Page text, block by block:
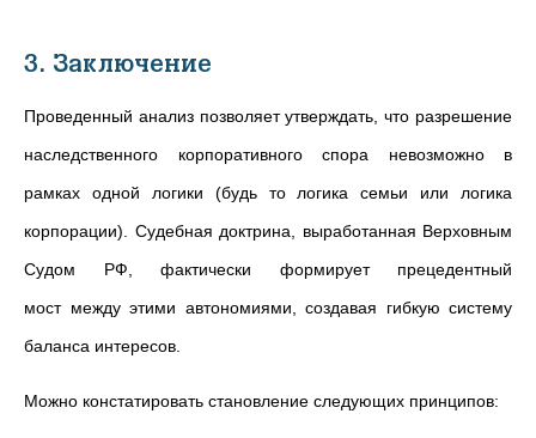
3. Заключение
Проведенный анализ позволяет утверждать, что разрешение
наследственного корпоративного спора невозможно в
рамках одной логики (будь то логика семьи или логика
корпорации). Судебная доктрина, выработанная Верховным
Судом РФ, фактически формирует прецедентный
мост между этими автономиями, создавая гибкую систему
баланса интересов.
Можно констатировать становление следующих принципов: